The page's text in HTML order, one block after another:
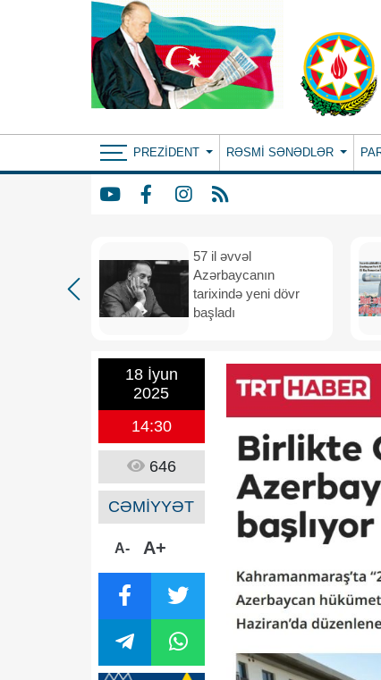
PREZIDENT RƏSMI SƏNƏDLƏR
57 il əvvəl
Azərbaycanın
tarixində yeni dövr
başladı
18 İyun
2025
14:30
646
CƏMİYYƏT
A- A+